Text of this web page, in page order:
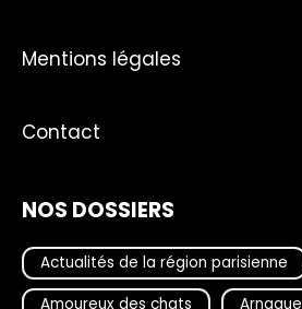
Mentions légales
Contact
NOS DOSSIERS
Actualités de la région parisienne
Amoureux des chats
Arnaque